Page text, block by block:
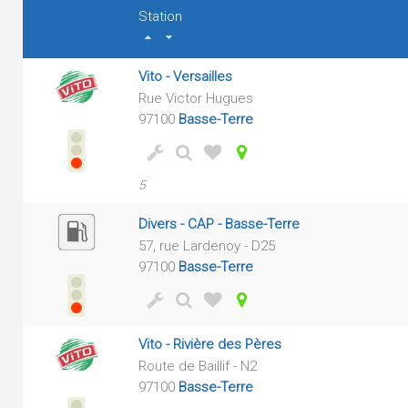
Station
Vito - Versailles
Rue Victor Hugues
97100 Basse-Terre
5
Divers - CAP - Basse-Terre
57, rue Lardenoy - D25
97100 Basse-Terre
Vito - Rivière des Pères
Route de Baillif - N2
97100 Basse-Terre